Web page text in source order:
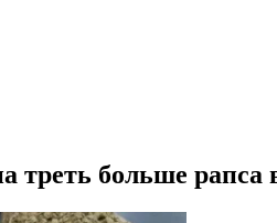
треть больше рапса